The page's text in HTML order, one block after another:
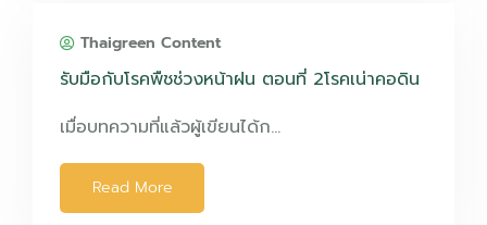
Thaigreen Content
รับมือกับโรคพืชช่วงหน้าฝน ตอนที่ 2โรคเน่าคอดิน
เมื่อบทความที่แล้วผู้เขียนได้ก…
Read More